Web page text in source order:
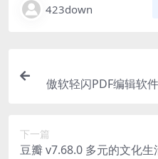
423down
傲软轻闪PDF编辑软
下一篇
豆瓣 v7.68.0 多元的文化